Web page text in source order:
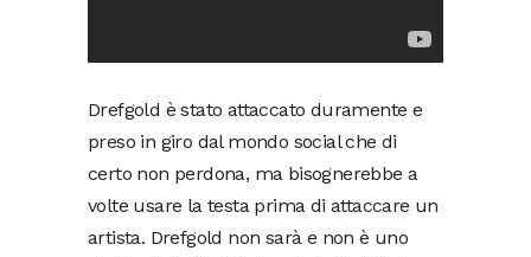
Drefgold è stato attaccato duramente e
preso in giro dal mondo social che di
certo non perdona, ma bisognerebbe a
volte usare la testa prima di attaccare un
artista. Drefgold non sarà e non è uno